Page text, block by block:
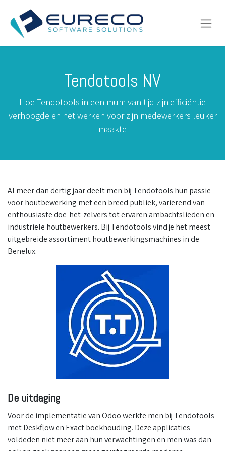
Tendotools NV
Hoe Tendotools in een mum van tijd zijn efficiëntie
verhoogde en het werken voor zijn medewerkers leuker
maakte
Al meer dan dertig jaar deelt men bij Tendotools hun passie
voor houtbewerking met een breed publiek, variërend van
enthousiaste doe-het-zelvers tot ervaren ambachtslieden en
industriële houtbewerkers. Bij Tendotools vind je het meest
uitgebreide assortiment houtbewerkingsmachines in de
Benelux.
De uitdaging
Voor de implementatie van Odoo werkte men bij Tendotools
met Deskflow en Exact boekhouding. Deze applicaties
voldeden niet meer aan hun verwachtingen en men was dan